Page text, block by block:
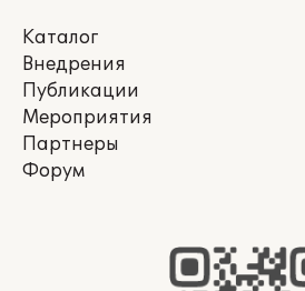
Каталог
Внедрения
Публикации
Мероприятия
Партнеры
Форум